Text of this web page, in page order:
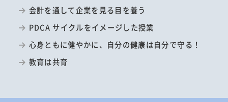
会計を通して企業を見る目を養う
PDCA サイクルをイメージした授業
心身ともに健やかに、自分の健康は自分で守る！
教育は共育